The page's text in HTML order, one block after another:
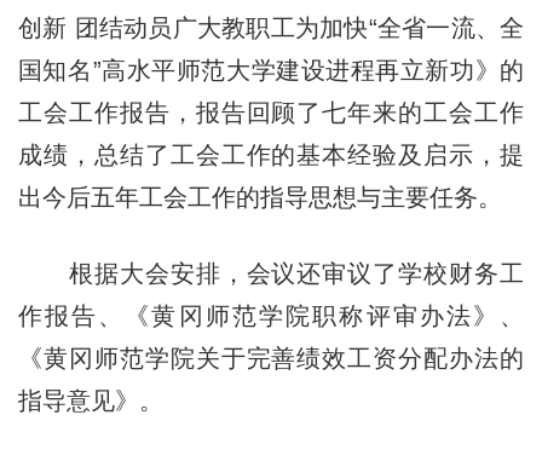
创新 团结动员广大教职工为加快“全省一流、全
国知名”高水平师范大学建设进程再立新功》的
工会工作报告，报告回顾了七年来的工会工作
成绩，总结了工会工作的基本经验及启示，提
出今后五年工会工作的指导思想与主要任务。
根据大会安排，会议还审议了学校财务工
作报告、《黄冈师范学院职称评审办法》、
《黄冈师范学院关于完善绩效工资分配办法的
指导意见》。